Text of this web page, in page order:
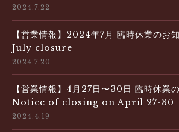
2024.7.22
【営業情報】2024年7月 臨時休業の
July closure
2024.7.20
【営業情報】4月27日〜30日 臨時休業
Notice of closing on April 27-30
2024.4.19